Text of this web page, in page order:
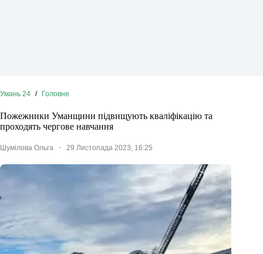
Умань 24 / Головне
Пожежники Уманщини підвищують кваліфікацію та
проходять чергове навчання
Шумілова Ольга 29 Листопада 2023, 16:25